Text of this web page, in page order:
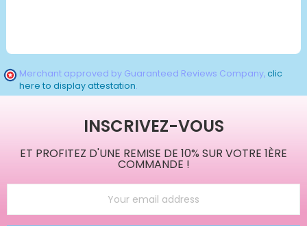
Merchant approved by Guaranteed Reviews Company,clic
here to display attestation.
INSCRIVEZ-VOUS
ET PROFITEZ D'UNE REMISE DE 10% SUR VOTRE 1ÈRE
COMMANDE !